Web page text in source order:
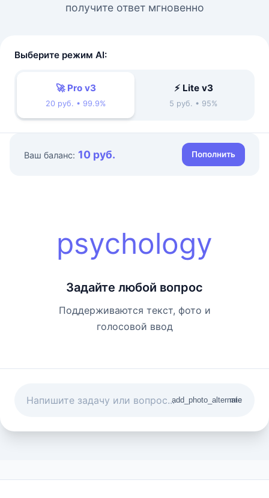
получите ответ мгновенно
Выберите режим AI:
🚀 Pro v3
20 руб. • 99.9%
⚡ Lite v3
5 руб. • 95%
Ваш баланс: 10 руб. Пополнить
psychology
Задайте любой вопрос
Поддерживаются текст, фото и
голосовой ввод
add_photo_alternate
mic